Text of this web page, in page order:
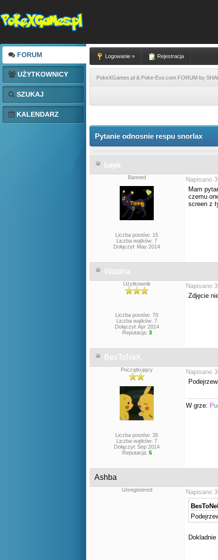
FORUM
UŻYTKOWNICY
SZUKAJ
KALENDARZ
Logowanie » Rejestracja
PokeXGames.pl & Poke-Evo.com FORUM by
Pytanie odnosnie respu snorlax
Lays
Banned
Liczba postów: 15
Liczba wątków: 7
Dołączył: May 2014
Napisano
Mam
czemu
screen z
Wataha
Użytkownik
Liczba postów: 70
Liczba wątków: 7
Dołączył: Apr 2014
Reputacja: 3
Napisano
Zdjęcie
BesToNeK
Początkujący
Liczba postów: 35
Liczba wątków: 7
Dołączył: Sep 2014
Reputacja: 5
Napisano
W grze: Pu
Ashba
Unregistered
Napisano
Dokladnie